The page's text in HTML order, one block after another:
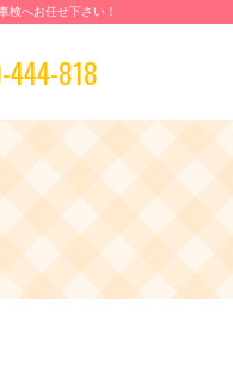
検へお任せ下さい！
444-818